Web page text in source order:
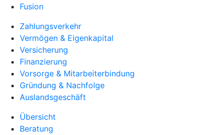
Fusion
Zahlungsverkehr
Vermögen & Eigenkapital
Versicherung
Finanzierung
Vorsorge & Mitarbeiterbindung
Gründung & Nachfolge
Auslandsgeschäft
Übersicht
Beratung